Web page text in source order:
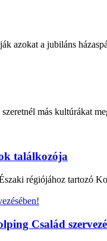
azokat a jubiláns
más kultúrákat
találkozója
régiójához tartozó
Család